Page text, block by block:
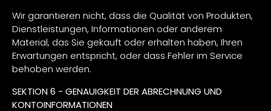
Wir garantieren nicht, dass die Qualität von Produkten,
Dienstleistungen, Informationen oder anderem
Material, das Sie gekauft oder erhalten haben, Ihren
Erwartungen entspricht, oder dass Fehler im Service
behoben werden.
SEKTION 6 - GENAUIGKEIT DER ABRECHNUNG UND
KONTOINFORMATIONEN